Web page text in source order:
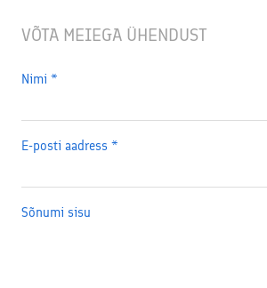
VÕTA MEIEGA ÜHENDUST
Nimi *
E-posti aadress *
Sõnumi sisu